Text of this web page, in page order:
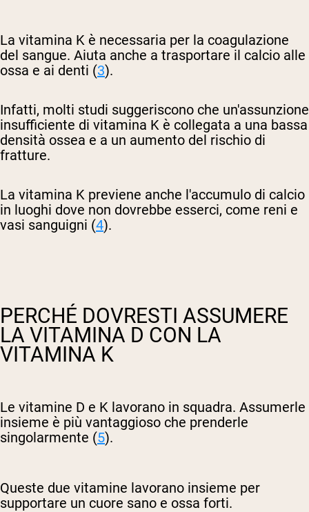
La vitamina K è necessaria per la coagulazione
del sangue. Aiuta anche a trasportare il calcio alle
ossa e ai denti (3).
Infatti, molti studi suggeriscono che un'assunzione
insufficiente di vitamina K è collegata a una bassa
densità ossea e a un aumento del rischio di
fratture.
La vitamina K previene anche l'accumulo di calcio
in luoghi dove non dovrebbe esserci, come reni e
vasi sanguigni (4).
PERCHÉ DOVRESTI ASSUMERE
LA VITAMINA D CON LA
VITAMINA K
Le vitamine D e K lavorano in squadra. Assumerle
insieme è più vantaggioso che prenderle
singolarmente (5).
Queste due vitamine lavorano insieme per
supportare un cuore sano e ossa forti.